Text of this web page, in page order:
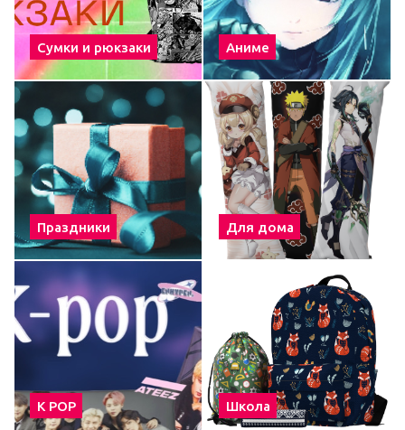
Сумки и рюкзаки Аниме
Праздники Для дома
К POP Школа